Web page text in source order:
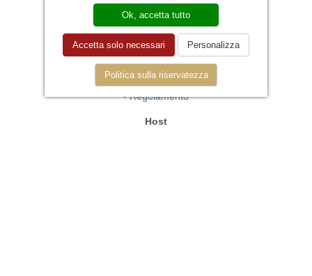
Per il viaggiatore
- Come prenotare
- Assistenza al viaggiatore
- Politica di cancellazione
- Regolamento
Host
Ok, accetta tutto
Accetta solo necessari Personalizza
Politica sulla riservatezza